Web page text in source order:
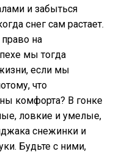
и забыться
снег сам растает.
на
мы тогда
если мы
что
комфорта? В гонке
ловкие и умелые,
снежинки и
Будьте с ними,